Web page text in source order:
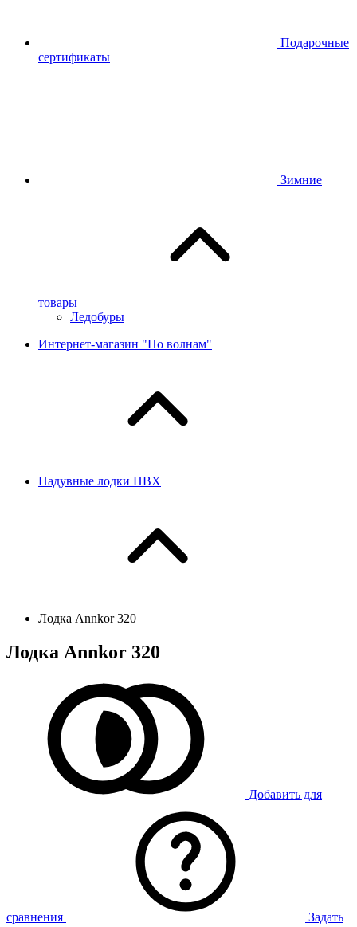
Подарочные
сертификаты
Зимние
товары
Ледобуры
Интернет-магазин "По волнам"
Надувные лодки ПВХ
Лодка Annkor 320
Лодка Annkor 320
Добавить для
сравнения
Задать